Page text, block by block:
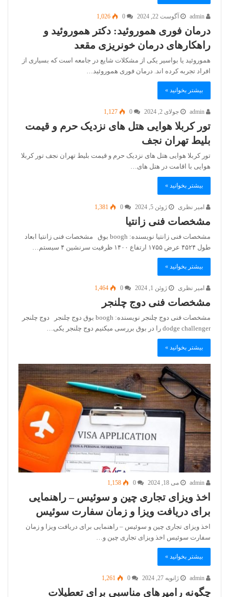
آگوست 22, 2024 1,026
درمان فوری هموروئید: دکتر هموروئید و
راهکارهای درمان خونریزی مقعد
هموروئید یا بواسیر یکی از مشکلات شایع در جامعه است که بسیاری از
افراد تجربه کرده اند. درمان فوری هموروئید…
بیشتر بخوانید »
جولای 2, 2024 1,127
تور کربلا هوایی هتل های نزدیک حرم و قیمت
بلیط تهران نجف
تور کربلا هوایی هتل های نزدیک حرم و قیمت بلیط تهران نجف تور کربلا
هوایی با اقامت در هتل های…
بیشتر بخوانید »
امیر نظری ژوئن 5, 2024 1,381
مشخصات فنی زانتیا
مشخصات فنی زانتیا نویسنده: boogh بوق مشخصات فنی زانتیا ابعاد
طول ۴۵۲۴ عرض ۱۷۵۵ ارتفاع ۱۴۰۰ ظرفيت سرنشين ۴ سيستم…
بیشتر بخوانید »
امیر نظری ژوئن 1, 2024 1,464
مشخصات فنی دوج چلنجر
مشخصات فنی دوج چلنجر نویسنده: boogh بوق دوج چلنجر دوج چلنجر
dodge challenger را در بوق بررسی میکنیم دوج چلنجر یکی…
بیشتر بخوانید »
می 18, 2024 1,158
اخذ ویزای تجاری چین و سوئیس – راهنمایی
برای دریافت ویزا و زمان سفارت سوئیس
اخذ ویزای تجاری چین و سوئیس – راهنمایی برای دریافت ویزا و زمان
سفارت سوئیس اخذ ویزای تجاری چین و…
بیشتر بخوانید »
ژانویه 27, 2024 1,261
چگونه رامپرهای مناسبی برای تعطیلات